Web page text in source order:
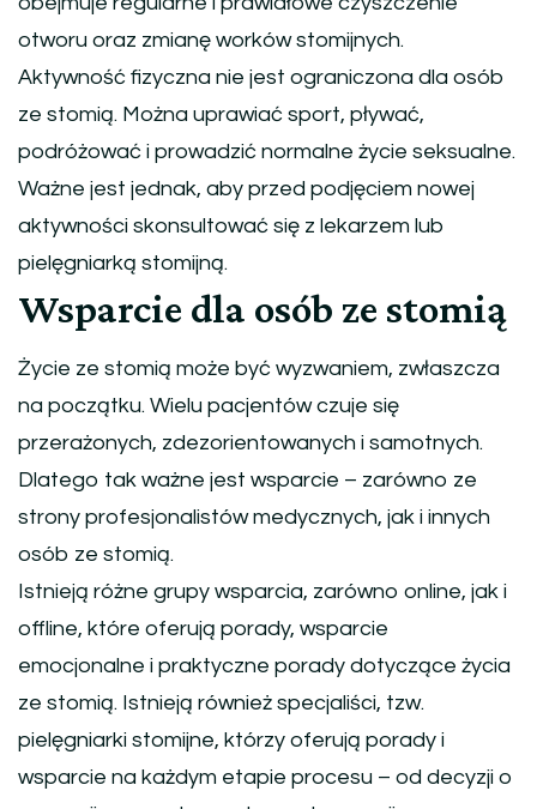
otworu oraz zmianę worków stomijnych.
Aktywność fizyczna nie jest ograniczona dla osób
ze stomią. Można uprawiać sport, pływać,
podróżować i prowadzić normalne życie seksualne.
Ważne jest jednak, aby przed podjęciem nowej
aktywności skonsultować się z lekarzem lub
pielęgniarką stomijną.
Wsparcie dla osób ze stomią
Życie ze stomią może być wyzwaniem, zwłaszcza
na początku. Wielu pacjentów czuje się
przerażonych, zdezorientowanych i samotnych.
Dlatego tak ważne jest wsparcie – zarówno ze
strony profesjonalistów medycznych, jak i innych
osób ze stomią.
Istnieją różne grupy wsparcia, zarówno online, jak i
offline, które oferują porady, wsparcie
emocjonalne i praktyczne porady dotyczące życia
ze stomią. Istnieją również specjaliści, tzw.
pielęgniarki stomijne, którzy oferują porady i
wsparcie na każdym etapie procesu – od decyzji o